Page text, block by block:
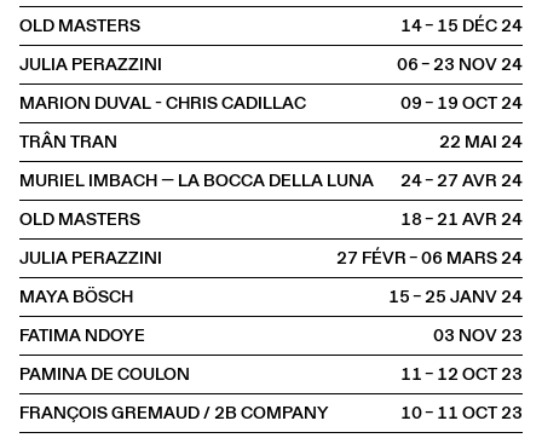
OLD MASTERS
14 – 15 DÉC2024
JULIA PERAZZINI
06 – 23 NOV2024
MARION DUVAL - CHRIS CADILLAC
09 – 19 OCT2024
TRÂN TRAN
22 MAI2024
MURIEL IMBACH — LA BOCCA DELLA LUNA
24 – 27 AVR2024
OLD MASTERS
18 – 21 AVR2024
JULIA PERAZZINI
27 FÉVR – 06 MARS2024
MAYA BÖSCH
15 – 25 JANV2024
FATIMA NDOYE
03 NOV2023
PAMINA DE COULON
11 – 12 OCT2023
FRANÇOIS GREMAUD / 2B COMPANY
10 – 11 OCT2023